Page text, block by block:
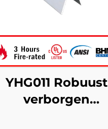
YHG011 Robuust
verborgen